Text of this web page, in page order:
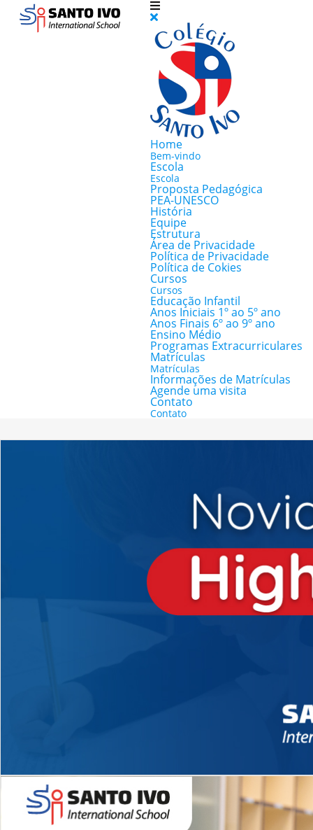
Home
Bem-vindo
Escola
Escola
Proposta Pedagógica
PEA-UNESCO
História
Equipe
Estrutura
Área de Privacidade
Política de Privacidade
Política de Cokies
Cursos
Cursos
Educação Infantil
Anos Iniciais 1º ao 5º ano
Anos Finais 6º ao 9º ano
Ensino Médio
Programas Extracurriculares
Matrículas
Matrículas
Informações de Matrículas
Agende uma visita
Contato
Contato
Novidades 2026 High School